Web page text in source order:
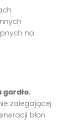
na
gardło,
zalegającej
błon